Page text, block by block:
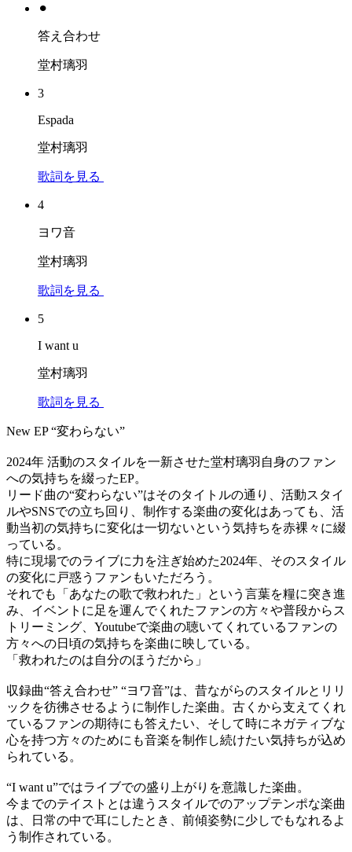
⚫︎
答え合わせ
堂村璃羽
3
Espada
堂村璃羽
歌詞を見る
4
ヨワ音
堂村璃羽
歌詞を見る
5
I want u
堂村璃羽
歌詞を見る
New EP “変わらない”
2024年 活動のスタイルを一新させた堂村璃羽自身のファン
への気持ちを綴ったEP。
リード曲の“変わらない”はそのタイトルの通り、活動スタイ
ルやSNSでの立ち回り、制作する楽曲の変化はあっても、活
動当初の気持ちに変化は一切ないという気持ちを赤裸々に綴
っている。
特に現場でのライブに力を注ぎ始めた2024年、そのスタイル
の変化に戸惑うファンもいただろう。
それでも「あなたの歌で救われた」という言葉を糧に突き進
み、イベントに足を運んでくれたファンの方々や普段からス
トリーミング、Youtubeで楽曲の聴いてくれているファンの
方々への日頃の気持ちを楽曲に映している。
「救われたのは自分のほうだから」
収録曲“答え合わせ” “ヨワ音”は、昔ながらのスタイルとリリ
ックを彷彿させるように制作した楽曲。古くから支えてくれ
ているファンの期待にも答えたい、そして時にネガティブな
心を持つ方々のためにも音楽を制作し続けたい気持ちが込め
られている。
“I want u”ではライブでの盛り上がりを意識した楽曲。
今までのテイストとは違うスタイルでのアップテンポな楽曲
は、日常の中で耳にしたとき、前傾姿勢に少しでもなれるよ
う制作されている。